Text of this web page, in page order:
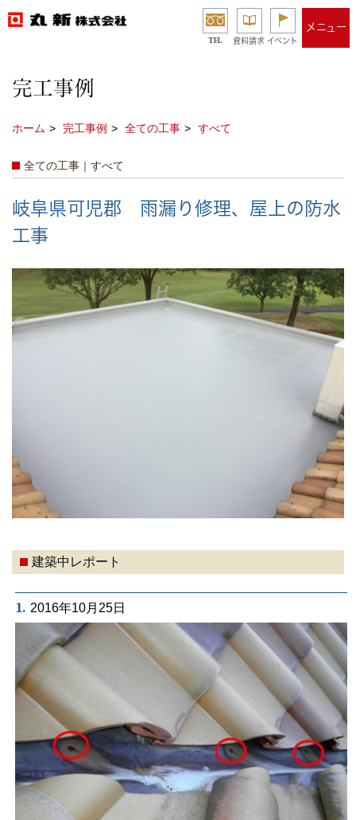
TEL 資料請求 イベント
メニュー
完工事例
ホーム 完工事例 全ての工事 すべて
全ての工事｜すべて
岐阜県可児郡 雨漏り修理、屋上の防水
工事
建築中レポート
1. 2016年10月25日